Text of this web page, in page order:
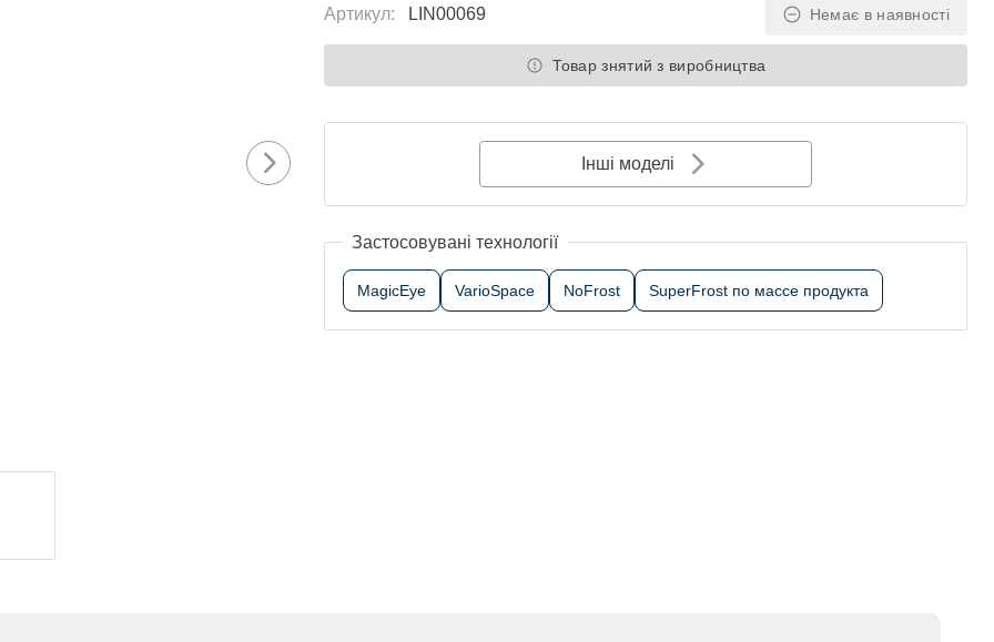
Артикул: LIN00069 Немає в наявності
Товар знятий з виробництва
Інші моделі
Застосовувані технології
MagicEye VarioSpace NoFrost SuperFrost по массе продукта